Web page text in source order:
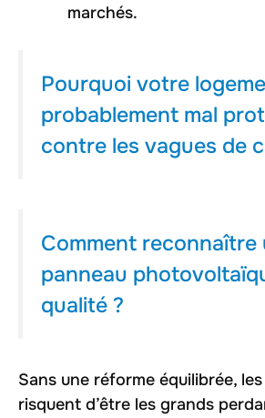
marchés.
Pourquoi votre
probablement mal
contre les vagues de
Comment reconnaître
panneau
qualité ?
Sans une réforme équilibrée,
risquent d’être les grands